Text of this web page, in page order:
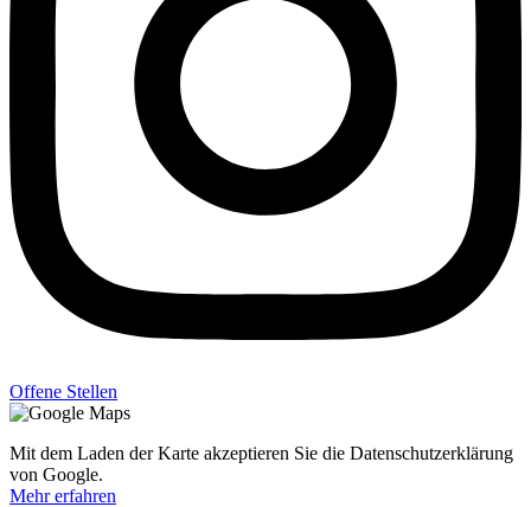
Offene Stellen
Mit dem Laden der Karte akzeptieren Sie die Datenschutzerklärung
von Google.
Mehr erfahren